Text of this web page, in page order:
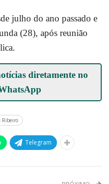
julho do ano passado e
(28), após reunião
diretamente no
Ribeiro
Telegram